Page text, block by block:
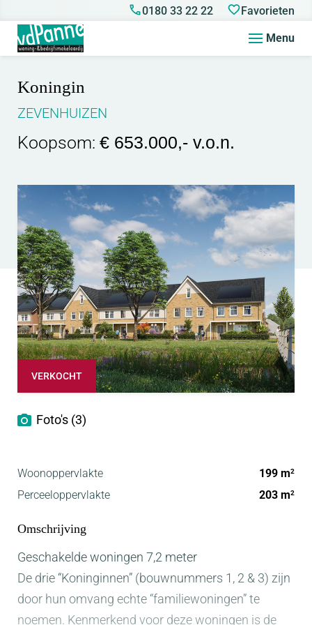
0180 33 22 22 Favorieten
Menu
Koningin
ZEVENHUIZEN
Koopsom: € 653.000,- v.o.n.
VERKOCHT
Foto's (3)
Woonoppervlakte 199 m2
Perceeloppervlakte 203 m2
Omschrijving
Geschakelde woningen 7,2 meter
De drie “Koninginnen” (bouwnummers 1, 2 & 3) zijn
door hun omvang echte “familiewoningen” te
noemen. Kenmerkend voor deze woningen is de